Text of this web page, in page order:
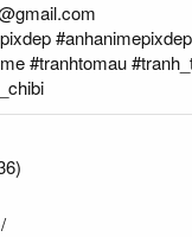
#tranhtomau